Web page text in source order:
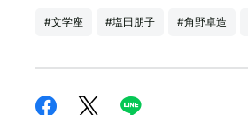
#文学座 #塩田朋子 #角野卓造